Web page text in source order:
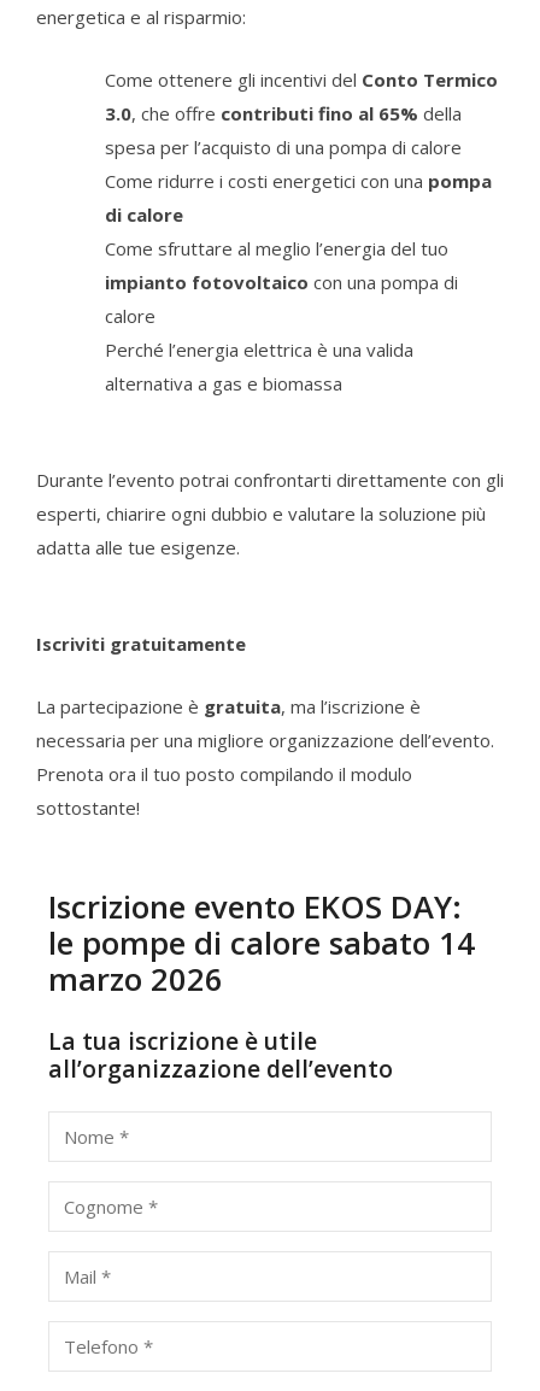
energetica e al risparmio:
Come ottenere gli incentivi del Conto Termico
3.0, che offre contributi fino al 65% della
spesa per l’acquisto di una pompa di calore
Come ridurre i costi energetici con una pompa
di calore
Come sfruttare al meglio l’energia del tuo
impianto fotovoltaico con una pompa di
calore
Perché l’energia elettrica è una valida
alternativa a gas e biomassa
Durante l’evento potrai confrontarti direttamente con gli
esperti, chiarire ogni dubbio e valutare la soluzione più
adatta alle tue esigenze.
Iscriviti gratuitamente
La partecipazione è gratuita, ma l’iscrizione è
necessaria per una migliore organizzazione dell’evento.
Prenota ora il tuo posto compilando il modulo
sottostante!
Iscrizione evento EKOS DAY:
le pompe di calore sabato 14
marzo 2026
La tua iscrizione è utile
all’organizzazione dell’evento